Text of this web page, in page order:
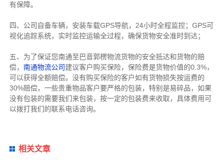
有保障。
四、公司自备车辆，安装车载GPS导航，24小时全程监控；GPS可
视化追踪系统，实时监控运输全过程，确保货物安全准时到达；
五、为了保证您南通至巴音郭楞物流货物的安全抵达和货物的赔
偿， 南通物流公司建议客户购买保险，保险费是货物价值的0.3%，
可以获得全额赔偿。没有购买保险的客户如有货物损失按运费的
30%赔偿，一些贵重物品客户要严格的包装，特别是易碎品，如果
没有包装的需要我们来包装，按一定的包装费来收取，具体费用可
以拨打我们的联系电话咨询。
相关文章